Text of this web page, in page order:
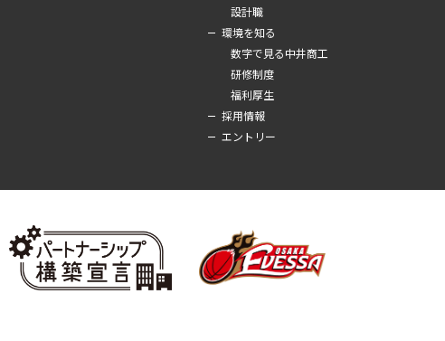
設計職
環境を知る
数字で見る中井商工
研修制度
福利厚生
採用情報
エントリー